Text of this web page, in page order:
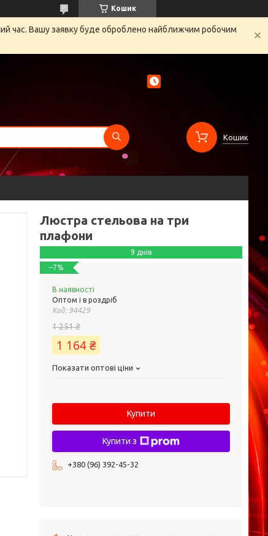
Кошик
час. Вашу заявку буде оброблено найближчим робочим
Кошик
Люстра стельова на три
плафони
9 днів
–7%
В наявності
Оптом і в роздріб
Код: 94429
1 251 ₴
1 164 ₴
Показати оптові ціни
Купити
Купити з
+380 (96) 392-45-32